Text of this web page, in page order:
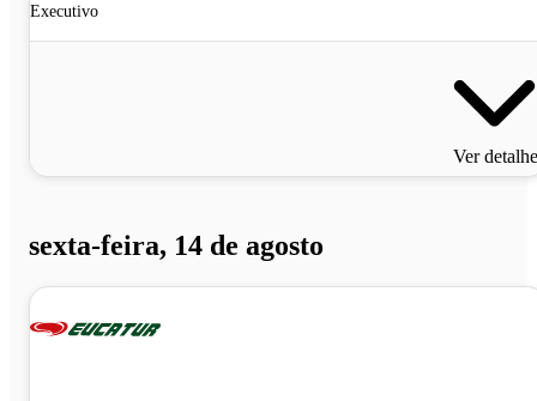
Executivo
Ver
sexta-feira, 14 de agosto